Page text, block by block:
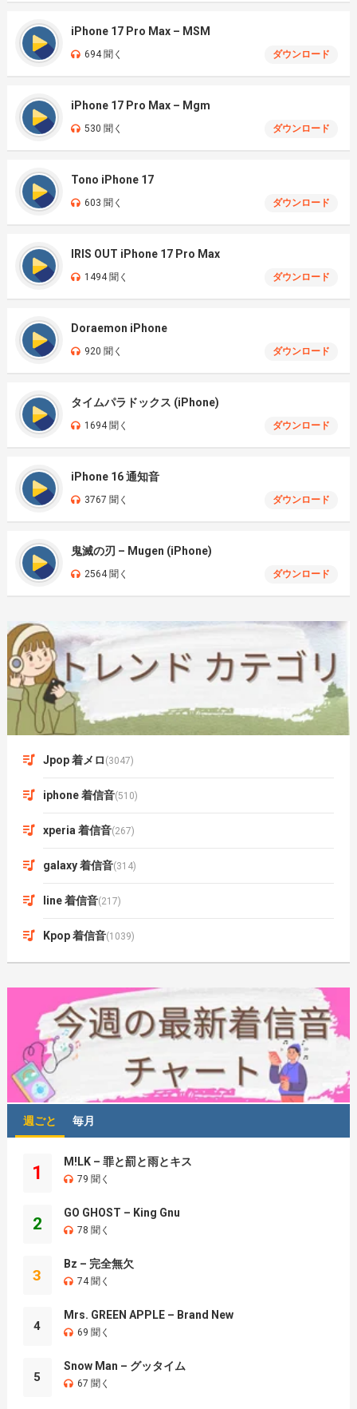
iPhone 17 Pro Max – MSM
694 聞く ダウンロード
iPhone 17 Pro Max – Mgm
530 聞く ダウンロード
Tono iPhone 17
603 聞く ダウンロード
IRIS OUT iPhone 17 Pro Max
1494 聞く ダウンロード
Doraemon iPhone
920 聞く ダウンロード
タイムパラドックス (iPhone)
1694 聞く ダウンロード
iPhone 16 通知音
3767 聞く ダウンロード
鬼滅の刃 – Mugen (iPhone)
2564 聞く ダウンロード
Jpop 着メロ (3047)
iphone 着信音(510)
xperia 着信音(267)
galaxy 着信音(314)
line 着信音(217)
Kpop 着信音(1039)
週ごと 毎月
1
M!LK – 罪と罰と雨とキス
79 聞く
2
GO GHOST – King Gnu
78 聞く
3
Bz – 完全無欠
74 聞く
4
Mrs. GREEN APPLE – Brand New
69 聞く
5
Snow Man – グッタイム
67 聞く